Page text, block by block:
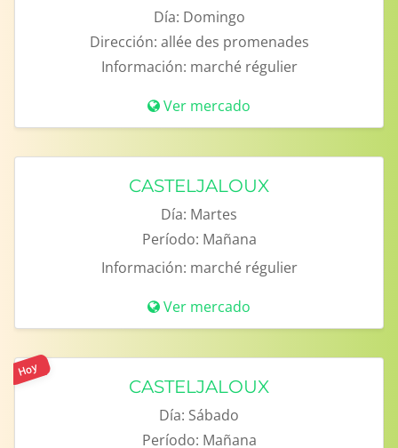
Día: Domingo
Dirección: allée des promenades
Información: marché régulier
Ver mercado
CASTELJALOUX
Día: Martes
Período: Mañana
Información: marché régulier
Ver mercado
Hoy
CASTELJALOUX
Día: Sábado
Período: Mañana